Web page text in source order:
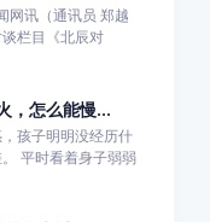
网讯（通讯员 郑越
栏目《北辰对
，怎么能慢...
孩子明明没经历什
平时看着身子弱弱